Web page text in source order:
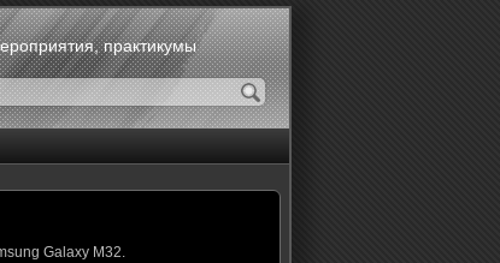
практикумы
Galaxy M32.